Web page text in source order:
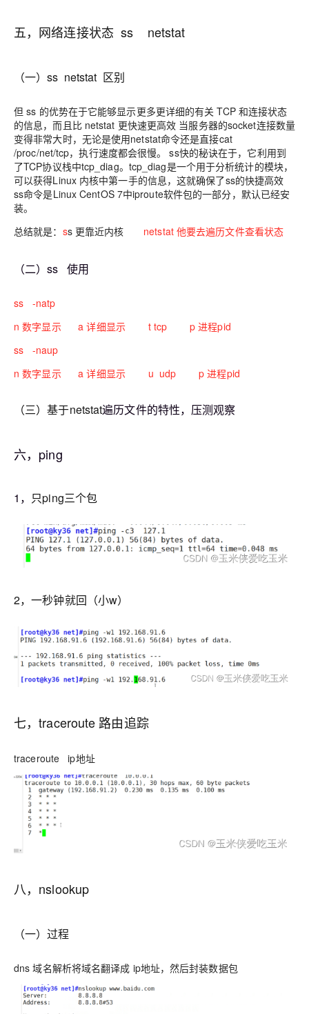
五，网络连接状态 ss netstat
（一）ss netstat 区别
但 ss 的优势在于它能够显示更多更详细的有关 TCP 和连接状态
的信息，而且比 netstat 更快速更高效 当服务器的socket连接数量
变得非常大时，无论是使用netstat命令还是直接cat
/proc/net/tcp，执行速度都会很慢。 ss快的秘诀在于，它利用到
了TCP协议栈中tcp_diag。tcp_diag是一个用于分析统计的模块，
可以获得Linux 内核中第一手的信息，这就确保了ss的快捷高效
ss命令是Linux CentOS 7中iproute软件包的一部分，默认已经安
装。
总结就是： ss 更靠近内核 netstat 他要去遍历文件查看状态
（二）ss 使用
ss -natp
n 数字显示 a 详细显示 t tcp p 进程pid
ss -naup
n 数字显示 a 详细显示 u udp p 进程pid
（三）基于netstat遍历文件的特性，压测观察
六，ping
1， 只ping三个包
2，一秒钟就回（小w）
七，traceroute 路由追踪
traceroute ip地址
八， nslookup
（一）过程
dns 域名解析将域名翻译成 ip地址，然后封装数据包